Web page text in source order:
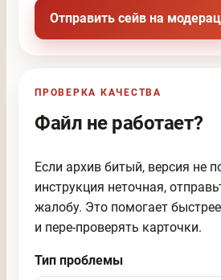
Отправить сейв на
ПРОВЕРКА КАЧЕСТВА
Файл не работает?
Если архив битый, версия не
инструкция неточная,
жалобу. Это помогает
и пере-проверять карточки.
Тип проблемы